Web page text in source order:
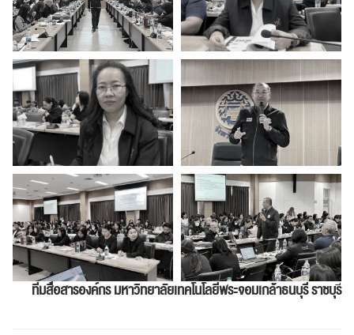
ทีมสื่อสารองค์กรมหาวิทยาลัยเทคโนโลยีพระจอมเกล้าธนบุรี ราชบุร